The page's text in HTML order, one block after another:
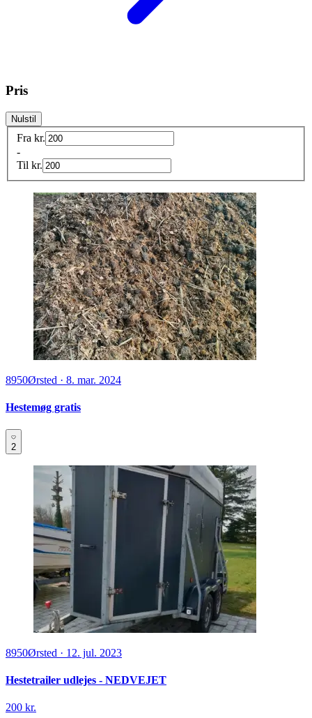
Pris
Nulstil
Fra kr.
-
Til kr.
8950Ørsted · 8. mar. 2024
Hestemøg gratis
2
8950Ørsted · 12. jul. 2023
Hestetrailer udlejes - NEDVEJET
200 kr.